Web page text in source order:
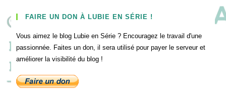
FAIRE UN DON À LUBIE EN SÉRIE !
Vous aimez le blog Lubie en Série ? Encouragez le travail d'une
passionnée. Faites un don, il sera utilisé pour payer le serveur et
améliorer la visibilité du blog !